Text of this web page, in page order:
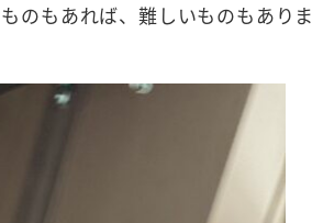
のもあれば、難しいものもありま